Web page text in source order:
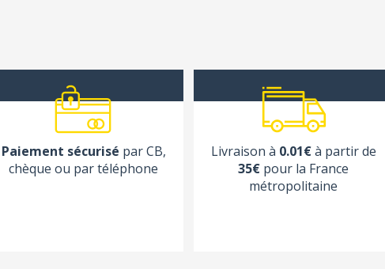
Paiement sécurisé par CB,
chèque ou par téléphone
Livraison à 0.01€à partir de
35€ pour la France
métropolitaine